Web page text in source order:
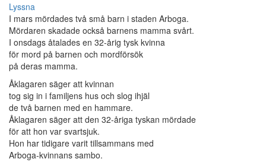
Lyssna
I mars mördades två små barn i staden Arboga.
Mördaren skadade också barnens mamma svårt.
I onsdags åtalades en 32-årig tysk kvinna
för mord på barnen och mordförsök
på deras mamma.
Åklagaren säger att kvinnan
tog sig in i familjens hus och slog ihjäl
de två barnen med en hammare.
Åklagaren säger att den 32-åriga tyskan mördade
för att hon var svartsjuk.
Hon har tidigare varit tillsammans med
Arboga-kvinnans sambo.